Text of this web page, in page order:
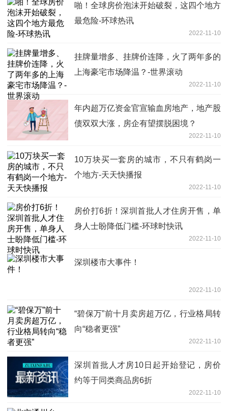
啪！全球房价泡沫开始破裂，这四个地方
最危险-环球热讯
2022-11-10
挂牌量增多、挂牌价连降，火了两年多的
上海豪宅市场降温？-世界滚动
2022-11-10
年内超万亿资金官宣输血房地产，地产股
债双双大涨，房企有望摆脱困境？
2022-11-10
10万块买一套房的城市，不只有鹤岗一
个地方-天天快播报
2022-11-10
房价打6折！深圳首批人才住房开售，单
身人士盼降低门槛-环球时快讯
2022-11-10
深圳楼市大事件！
2022-11-10
“碧保万”前十月卖房超万亿，行业格局转
向“稳者更强”
2022-11-10
深圳首批人才房10日起开始登记，房价
约等于同类商品房6折
2022-11-10